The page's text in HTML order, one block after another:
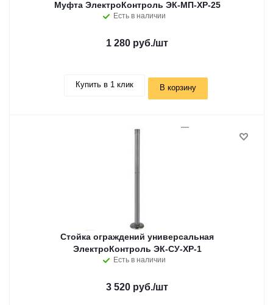
Муфта ЭлектроКонтроль ЭК-МП-ХР-25
Есть в наличии
1 280 руб./шт
Купить в 1 клик В корзину
Стойка ограждений универсальная
ЭлектроКонтроль ЭК-СУ-ХР-1
Есть в наличии
3 520 руб./шт